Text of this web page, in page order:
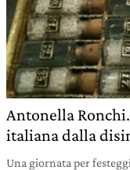
Antonella
italiana dalla
Una giornata per